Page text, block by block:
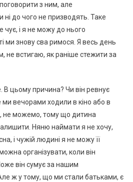
з ним, але
до чого не призводять. Таке
і я не можу до нього
ми знову сва римося. Я весь день
не встигаю, як раніше стежити за
В цьому причина? Чи він ревнує
вечорами ходили в кіно або в
не можемо, тому що дитина
Няню наймати я не хочу,
і чужій людині я не можу її
організувати, коли він
він сумує за нашим
ж у тому, що ми стали батьками, є